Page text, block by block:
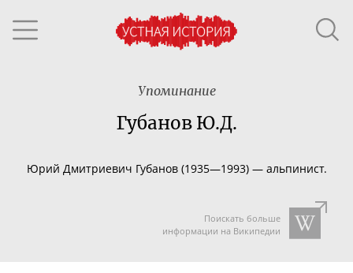
Упоминание
Губанов Ю.Д.
Юрий Дмитриевич Губанов (1935—1993) — альпинист.
Поискать больше
информации на Википедии